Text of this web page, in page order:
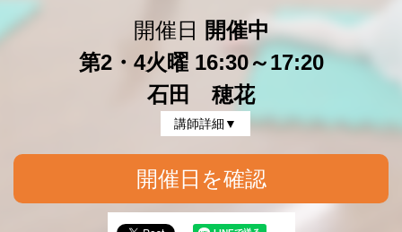
開催日
開催中
第2・4火曜 16:30～17:20
石田 穂花
講師詳細▼
開催日を確認